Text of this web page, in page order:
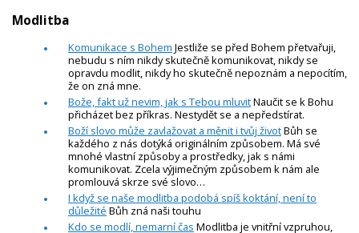
Modlitba
Komunikace s Bohem Jestliže se před Bohem přetvařuji,
nebudu s ním nikdy skutečně komunikovat, nikdy se
opravdu modlit, nikdy ho skutečně nepoznám a nepocítím,
že on zná mne.
Bože, fakt už nevim, jak s Tebou mluvitNaučit se k Bohu
přicházet bez příkras. Nestydět se a nepředstírat.
Boží slovo může zavlažovat a měnit i tvůj životBůh se
každého z nás dotýká originálním způsobem. Má své
mnohé vlastní způsoby a prostředky, jak s námi
komunikovat. Zcela výjimečným způsobem k nám ale
promlouvá skrze své slovo…
I když se naše modlitba podobá spíš koktání, není to
důležité Bůh zná naši touhu
Kdo se modlí, nemarní čas Modlitba je vnitřní vzpruhou,